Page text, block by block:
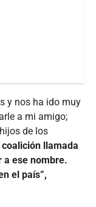
y nos ha ido muy
a mi amigo;
de los
llamada
a ese nombre.
el país”,